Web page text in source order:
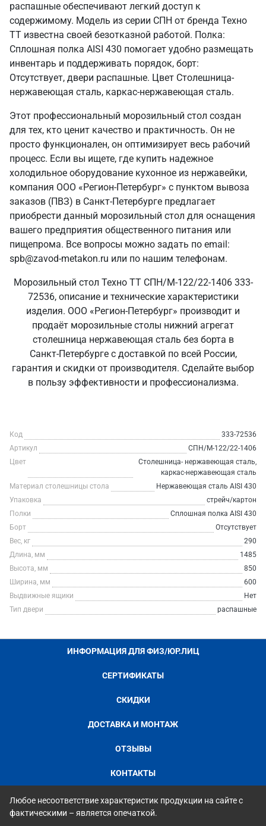
распашные обеспечивают легкий доступ к
содержимому. Модель из серии СПН от бренда Техно
ТТ известна своей безотказной работой. Полка:
Сплошная полка AISI 430 помогает удобно размещать
инвентарь и поддерживать порядок, борт:
Отсутствует, двери распашные. Цвет Столешница-
нержавеющая сталь, каркас-нержавеющая сталь.
Этот профессиональный морозильный стол создан
для тех, кто ценит качество и практичность. Он не
просто функционален, он оптимизирует весь рабочий
процесс. Если вы ищете, где купить надежное
холодильное оборудование кухонное из нержавейки,
компания ООО «Регион-Петербург» с пунктом вывоза
заказов (ПВЗ) в Санкт‑Петербурге предлагает
приобрести данный морозильный стол для оснащения
вашего предприятия общественного питания или
пищепрома. Все вопросы можно задать по email:
spb@zavod-metakon.ru или по нашим телефонам.
Морозильный стол Техно ТТ СПН/М-122/22-1406 333-
72536, описание и технические характеристики
изделия. ООО «Регион-Петербург» производит и
продаёт морозильные столы нижний агрегат
столешница нержавеющая сталь без борта в
Санкт‑Петербурге с доставкой по всей России,
гарантия и скидки от производителя. Сделайте выбор
в пользу эффективности и профессионализма.
Код
333-72536
Артикул
СПН/М-122/22-1406
Цвет
Столешница- нержавеющая сталь,
каркас-нержавеющая сталь
Материал столешницы стола
Нержавеющая сталь AISI 430
Упаковка
стрейч/картон
Полки
Сплошная полка AISI 430
Борт
Отсутствует
Вес, кг
290
Длина, мм
1485
Высота, мм
850
Ширина, мм
600
Выдвижные ящики
Нет
Тип двери
распашные
ИНФОРМАЦИЯ ДЛЯ ФИЗ/ЮР.ЛИЦ
СЕРТИФИКАТЫ
СКИДКИ
ДОСТАВКА И МОНТАЖ
ОТЗЫВЫ
КОНТАКТЫ
Любое несоответствие характеристик продукции на сайте с
фактическими – является опечаткой.